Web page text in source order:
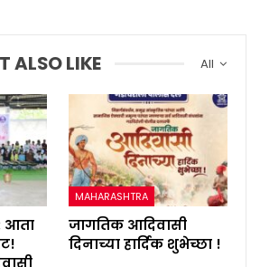
All
ALSO LIKE
आता
MAHARASHTRA
जागतिक आदिवासी
दिनाच्या हार्दिक शुभेच्छा !